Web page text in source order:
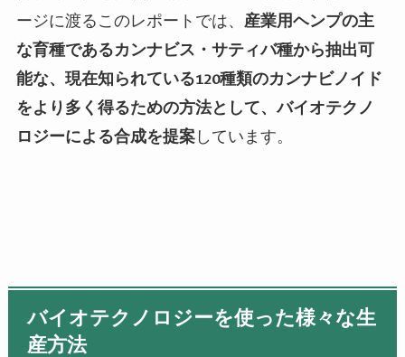
ージに渡るこのレポートでは、 産業用ヘンプの主
な育種であるカンナビス・サティバ種から抽出可
能な、現在知られている120種類のカンナビノイド
をより多く得るための方法として、バイオテクノ
ロジーによる合成を提案しています。
バイオテクノロジーを使った様々な生
産方法